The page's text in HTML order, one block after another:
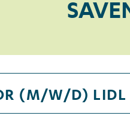
(M/W/D) LIDL